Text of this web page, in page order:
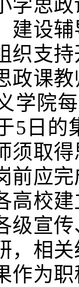
学思
建设
织支
政课
学院
5日的
须取
前应
高校
级宣
，相
作为